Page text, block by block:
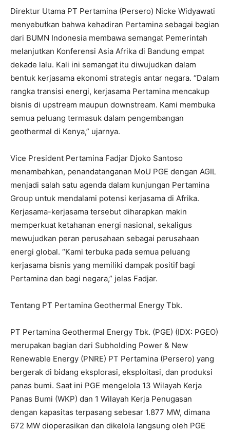
Direktur Utama PT Pertamina (Persero) Nicke Widyawati
menyebutkan bahwa kehadiran Pertamina sebagai bagian
dari BUMN Indonesia membawa semangat Pemerintah
melanjutkan Konferensi Asia Afrika di Bandung empat
dekade lalu. Kali ini semangat itu diwujudkan dalam
bentuk kerjasama ekonomi strategis antar negara. “Dalam
rangka transisi energi, kerjasama Pertamina mencakup
bisnis di upstream maupun downstream. Kami membuka
semua peluang termasuk dalam pengembangan
geothermal di Kenya,” ujarnya.
Vice President Pertamina Fadjar Djoko Santoso
menambahkan, penandatanganan MoU PGE dengan AGIL
menjadi salah satu agenda dalam kunjungan Pertamina
Group untuk mendalami potensi kerjasama di Afrika.
Kerjasama-kerjasama tersebut diharapkan makin
memperkuat ketahanan energi nasional, sekaligus
mewujudkan peran perusahaan sebagai perusahaan
energi global. “Kami terbuka pada semua peluang
kerjasama bisnis yang memiliki dampak positif bagi
Pertamina dan bagi negara,” jelas Fadjar.
Tentang PT Pertamina Geothermal Energy Tbk.
PT Pertamina Geothermal Energy Tbk. (PGE) (IDX: PGEO)
merupakan bagian dari Subholding Power & New
Renewable Energy (PNRE) PT Pertamina (Persero) yang
bergerak di bidang eksplorasi, eksploitasi, dan produksi
panas bumi. Saat ini PGE mengelola 13 Wilayah Kerja
Panas Bumi (WKP) dan 1 Wilayah Kerja Penugasan
dengan kapasitas terpasang sebesar 1.877 MW, dimana
672 MW dioperasikan dan dikelola langsung oleh PGE